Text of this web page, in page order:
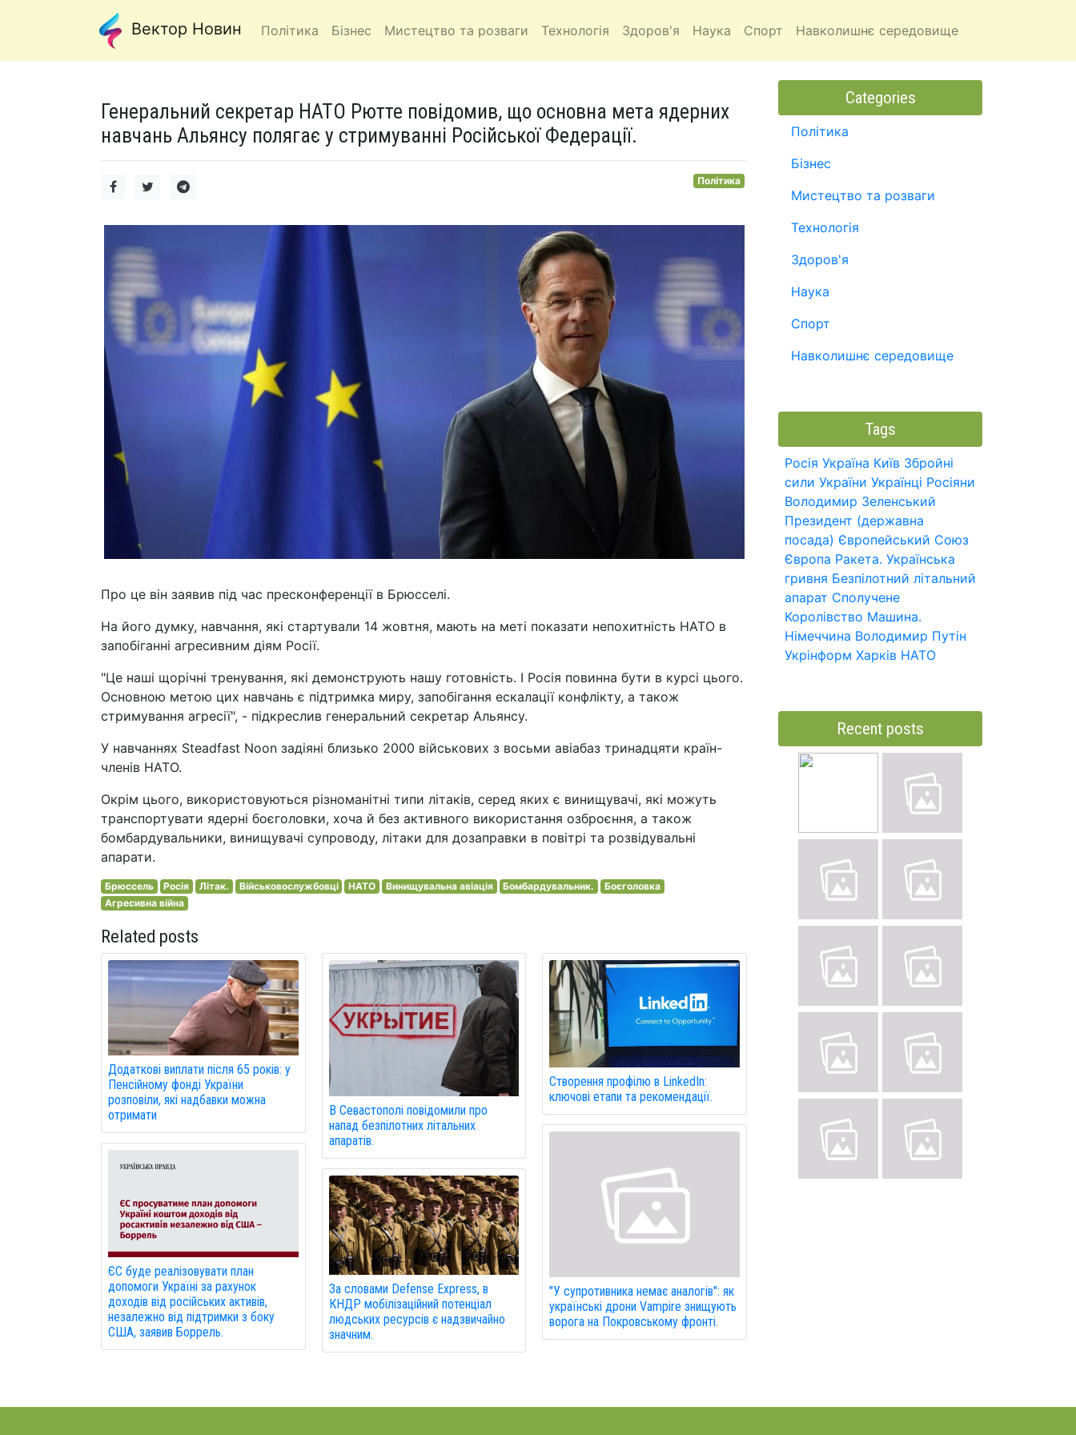
Вектор Новин Політика Бізнес Мистецтво та розваги Технологія Здоров'я Наука Спорт Навколишнє середовище
Генеральний секретар НАТО Рютте повідомив, що основна мета ядерних
навчань Альянсу полягає у стримуванні Російської Федерації.
Політика
Про це він заявив під час пресконференції в Брюсселі.
На його думку, навчання, які стартували 14 жовтня, мають на меті показати непохитність НАТО в
запобіганні агресивним діям Росії.
"Це наші щорічні тренування, які демонструють нашу готовність. І Росія повинна бути в курсі цього.
Основною метою цих навчань є підтримка миру, запобігання ескалації конфлікту, а також
стримування агресії", - підкреслив генеральний секретар Альянсу.
У навчаннях Steadfast Noon задіяні близько 2000 військових з восьми авіабаз тринадцяти країн-
членів НАТО.
Окрім цього, використовуються різноманітні типи літаків, серед яких є винищувачі, які можуть
транспортувати ядерні боєголовки, хоча й без активного використання озброєння, а також
бомбардувальники, винищувачі супроводу, літаки для дозаправки в повітрі та розвідувальні
апарати.
Брюссель Росія Літак. Військовослужбовці НАТО Винищувальна авіація Бомбардувальник.
Боєголовка
Агресивна війна
Related posts
Додаткові виплати після 65 років: у
Пенсійному фонді України
розповіли, які надбавки можна
отримати
ЄС буде реалізовувати план
допомоги Україні за рахунок
доходів від російських активів,
незалежно від підтримки з боку
США, заявив Боррель.
В Севастополі повідомили про
напад безпілотних літальних
апаратів.
За словами Defense Express, в
КНДР мобілізаційний потенціал
людських ресурсів є надзвичайно
значним.
Створення профілю в LinkedIn:
ключові етапи та рекомендації.
"У супротивника немає аналогів": як
українські дрони Vampire знищують
ворога на Покровському фронті.
Categories
Політика
Бізнес
Мистецтво та розваги
Технологія
Здоров'я
Наука
Спорт
Навколишнє середовище
Tags
Росія Україна Київ Збройні
сили України Українці Росіяни
Володимир Зеленський
Президент (державна
посада) Європейський Союз
Європа Ракета. Українська
гривня Безпілотний літальний
апарат Сполучене
Королівство Машина.
Німеччина Володимир Путін
Укрінформ Харків НАТО
Recent posts